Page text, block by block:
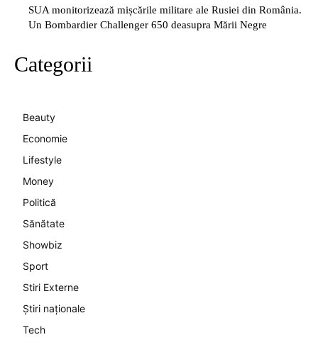
SUA monitorizează mișcările militare ale Rusiei din România.
Un Bombardier Challenger 650 deasupra Mării Negre
Categorii
Beauty
Economie
Lifestyle
Money
Politică
Sănătate
Showbiz
Sport
Stiri Externe
Știri naționale
Tech